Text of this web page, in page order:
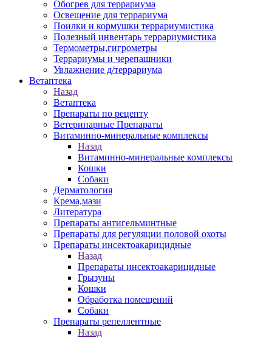
Обогрев для террариума
Освещение для террариума
Поилки и кормушки террариумистика
Полезный инвентарь террариумистика
Термометры,гигрометры
Террариумы и черепашники
Увлажнение д/террариума
Ветаптека
Назад
Ветаптека
Препараты по рецепту
Ветеринарные Препараты
Витаминно-минеральные комплексы
Назад
Витаминно-минеральные комплексы
Кошки
Собаки
Дерматология
Крема,мази
Литература
Препараты антигельминтные
Препараты для регуляции половой охоты
Препараты инсектоакарицидные
Назад
Препараты инсектоакарицидные
Грызуны
Кошки
Обработка помещений
Собаки
Препараты репеллентные
Назад